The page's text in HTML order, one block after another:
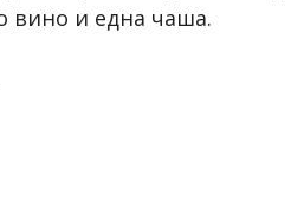
вино и една чаша.